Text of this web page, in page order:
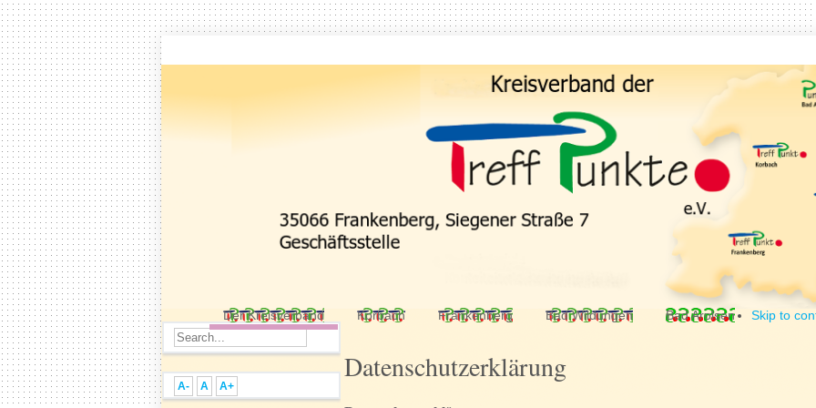
Der Kreisverband Korbach Frankenberg Bad Wildungen Bad Arolsen Skip to
Datenschutzerklärung
A- A A+